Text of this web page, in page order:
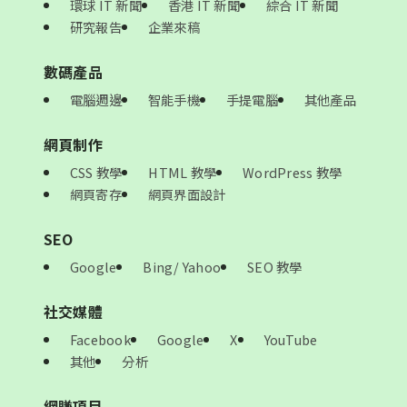
環球 IT 新聞 香港 IT 新聞
綜合 IT 新聞
研究報告
企業來稿
數碼產品
電腦週邊 智能手機 手提電腦 其他產品
網頁制作
CSS 教學 HTML 教學
WordPress 教學
網頁寄存
網頁界面設計
SEO
Google Bing/ Yahoo SEO 教學
社交媒體
Facebook Google X
YouTube
其他
分析